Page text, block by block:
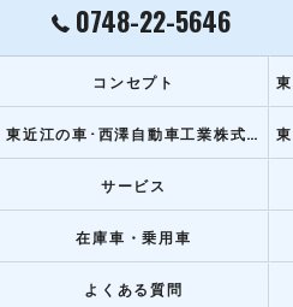
0748-22-5646
コンセプト
東近江の車･西澤自動車工業株式会社の評判
サービス
在庫車・乗用車
よくある質問